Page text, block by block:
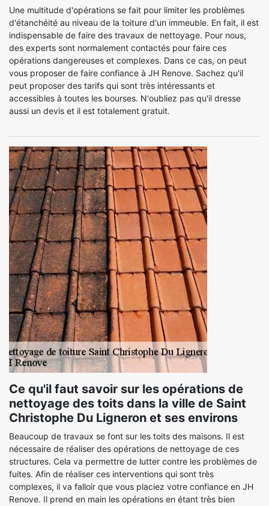
Une multitude d'opérations se fait pour limiter les problèmes
d'étanchéité au niveau de la toiture d'un immeuble. En fait, il est
indispensable de faire des travaux de nettoyage. Pour nous,
des experts sont normalement contactés pour faire ces
opérations dangereuses et complexes. Dans ce cas, on peut
vous proposer de faire confiance à JH Renove. Sachez qu'il
peut proposer des tarifs qui sont très intéressants et
accessibles à toutes les bourses. N'oubliez pas qu'il dresse
aussi un devis et il est totalement gratuit.
Ce qu'il faut savoir sur les opérations de
nettoyage des toits dans la ville de Saint
Christophe Du Ligneron et ses environs
Beaucoup de travaux se font sur les toits des maisons. Il est
nécessaire de réaliser des opérations de nettoyage de ces
structures. Cela va permettre de lutter contre les problèmes de
fuites. Afin de réaliser ces interventions qui sont très
complexes, il va falloir que vous placiez votre confiance en JH
Renove. Il prend en main les opérations en étant très bien